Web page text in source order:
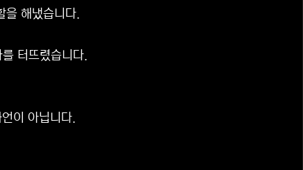
을 해냈습니다.
터뜨렸습니다.
이 아닙니다.